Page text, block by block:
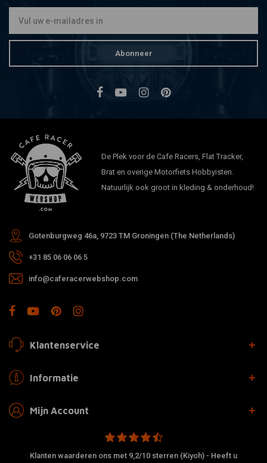
Abonneer
De Plek voor de Cafe Racers, Flat Tracker,
Brat en overige Motorfiets Hobbyisten.
Natuurlijk ook groot in kleding & onderhoud!
Gotenburgweg 46a, 9723 TM Groningen (The Netherlands)
+31 85 06 06 06 5
info@caferacerwebshop.com
Klantenservice
Informatie
Mijn Account
Klanten waarderen ons met 9,2/10 sterren (Kiyoh) - Heeft u